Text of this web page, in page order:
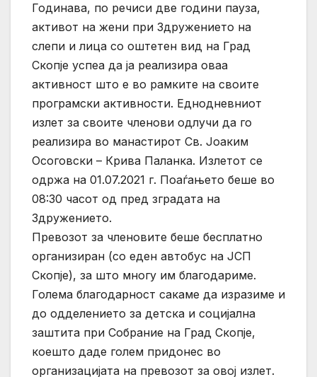
Годинава, по речиси две години пауза,
активот на жени при Здружението на
слепи и лица со оштетен вид на Град
Скопје успеа да ја реализира оваа
активност што е во рамките на своите
програмски активности. Еднодневниот
излет за своите членови одлучи да го
реализира во манастирот Св. Јоаким
Осоговски – Крива Паланка. Излетот се
одржа на 01.07.2021 г. Поаѓањето беше во
08:30 часот од пред зградата на
Здружението.
Превозот за членовите беше бесплатно
организиран (со еден автобус на ЈСП
Скопје), за што многу им благодариме.
Голема благодарност сакаме да изразиме и
до одделението за детска и социјална
заштита при Собрание на Град Скопје,
коешто даде голем придонес во
организацијата на превозот за овој излет.